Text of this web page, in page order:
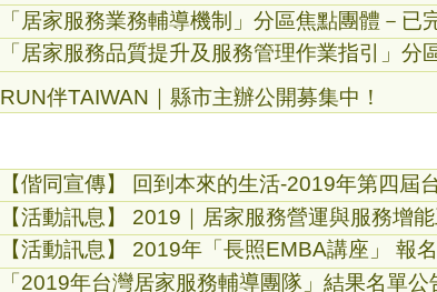
「居家服務業務輔導機制」分區焦點團體－已
「居家服務品質提升及服務管理作業指引」分
RUN伴TAIWAN｜縣市主辦公開募集中！
【偕同宣傳】 回到本來的生活-2019年第四屆
【活動訊息】 2019｜居家服務營運與服務增
【活動訊息】 2019年「長照EMBA講座」 報名
「2019年台灣居家服務輔導團隊」結果名單公